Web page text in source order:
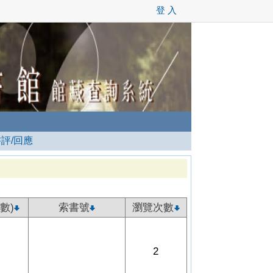
登 入
/回應
) 索書號 瀏覽次數
2